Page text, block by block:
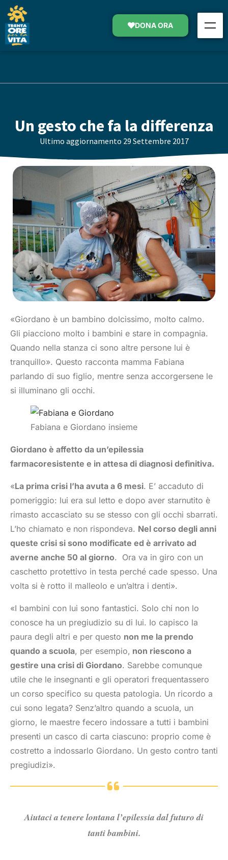
DONA ORA
Un gesto che fa la differenza
Ultimo aggiornamento 29 Settembre 2017
«Giordano è un bambino dolcissimo, molto calmo.
Gli piacciono molto i bambini e stare in compagnia.
Quando nella stanza ci sono altre persone lui è
tranquillo». Questo racconta mamma Fabiana
parlando di suo figlio, mentre senza accorgersene le
si illuminano gli occhi.
Fabiana e Giordano insieme
Giordano è affetto da un’epilessia
farmacoresistente e in attesa di diagnosi definitiva.
«La prima crisi l’ha avuta a 6 mesi. E’ accaduto di
pomeriggio: lui era sul letto e dopo aver starnutito è
rimasto accasciato su se stesso con gli occhi sbarrati.
L’ho chiamato e non rispondeva. Nel corso degli anni
queste crisi si sono modificate ed è arrivato ad
averne anche 50 al giorno. Ora va in giro con un
caschetto protettivo in testa perché cade spesso. Una
volta si è rotto il malleolo e un’altra i denti».
«I bambini con lui sono fantastici. Solo chi non lo
conosce ha un pregiudizio su di lui. Io capisco la
paura degli altri e per questo non me la prendo
quando a scuola, per esempio, non riescono a
gestire una crisi di Giordano. Sarebbe comunque
utile che le insegnanti e gli operatori frequentassero
un corso specifico su questa patologia. Un ricordo a
cui sono legata? Senz’altro quando a scuola, un
giorno, le maestre fecero indossare a tutti i bambini
presenti un casco di carta ciascuno: proprio come è
costretto a indossarlo Giordano. Un gesto contro tanti
pregiudizi».
Aiutaci a tenere lontana l’epilessia dal futuro di
tanti bambini.